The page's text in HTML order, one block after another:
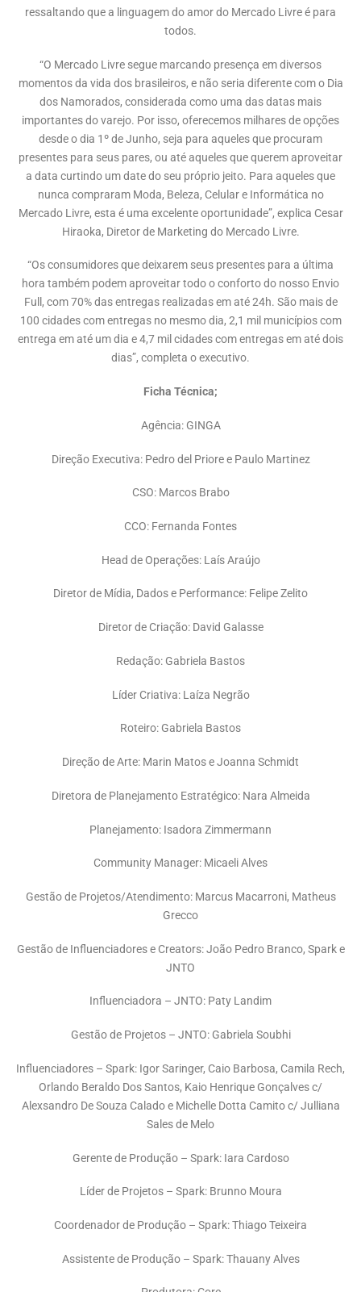
ressaltando que a linguagem do amor do Mercado Livre é para
todos.
“O Mercado Livre segue marcando presença em diversos
momentos da vida dos brasileiros, e não seria diferente com o Dia
dos Namorados, considerada como uma das datas mais
importantes do varejo. Por isso, oferecemos milhares de opções
desde o dia 1º de Junho, seja para aqueles que procuram
presentes para seus pares, ou até aqueles que querem aproveitar
a data curtindo um date do seu próprio jeito. Para aqueles que
nunca compraram Moda, Beleza, Celular e Informática no
Mercado Livre, esta é uma excelente oportunidade”, explica Cesar
Hiraoka, Diretor de Marketing do Mercado Livre.
“Os consumidores que deixarem seus presentes para a última
hora também podem aproveitar todo o conforto do nosso Envio
Full, com 70% das entregas realizadas em até 24h. São mais de
100 cidades com entregas no mesmo dia, 2,1 mil municípios com
entrega em até um dia e 4,7 mil cidades com entregas em até dois
dias”, completa o executivo.
Ficha Técnica;
Agência: GINGA
Direção Executiva: Pedro del Priore e Paulo Martinez
CSO: Marcos Brabo
CCO: Fernanda Fontes
Head de Operações: Laís Araújo
Diretor de Mídia, Dados e Performance: Felipe Zelito
Diretor de Criação: David Galasse
Redação: Gabriela Bastos
Líder Criativa: Laíza Negrão
Roteiro: Gabriela Bastos
Direção de Arte: Marin Matos e Joanna Schmidt
Diretora de Planejamento Estratégico: Nara Almeida
Planejamento: Isadora Zimmermann
Community Manager: Micaeli Alves
Gestão de Projetos/Atendimento: Marcus Macarroni, Matheus
Grecco
Gestão de Influenciadores e Creators: João Pedro Branco, Spark e
JNTO
Influenciadora – JNTO: Paty Landim
Gestão de Projetos – JNTO: Gabriela Soubhi
Influenciadores – Spark: Igor Saringer, Caio Barbosa, Camila Rech,
Orlando Beraldo Dos Santos, Kaio Henrique Gonçalves c/
Alexsandro De Souza Calado e Michelle Dotta Camito c/ Julliana
Sales de Melo
Gerente de Produção – Spark: Iara Cardoso
Líder de Projetos – Spark: Brunno Moura
Coordenador de Produção – Spark: Thiago Teixeira
Assistente de Produção – Spark: Thauany Alves